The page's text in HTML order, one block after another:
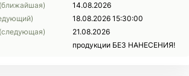
14.08.2026
18.08.2026 15:30:00
21.08.2026
продукции БЕЗ НАНЕСЕНИЯ!